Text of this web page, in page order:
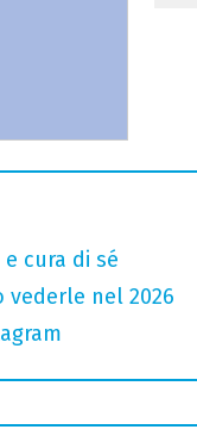
cura di sé
vederle nel 2026